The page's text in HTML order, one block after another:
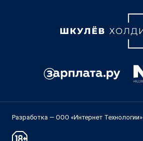
Разработка — ООО «Интернет Технологии»